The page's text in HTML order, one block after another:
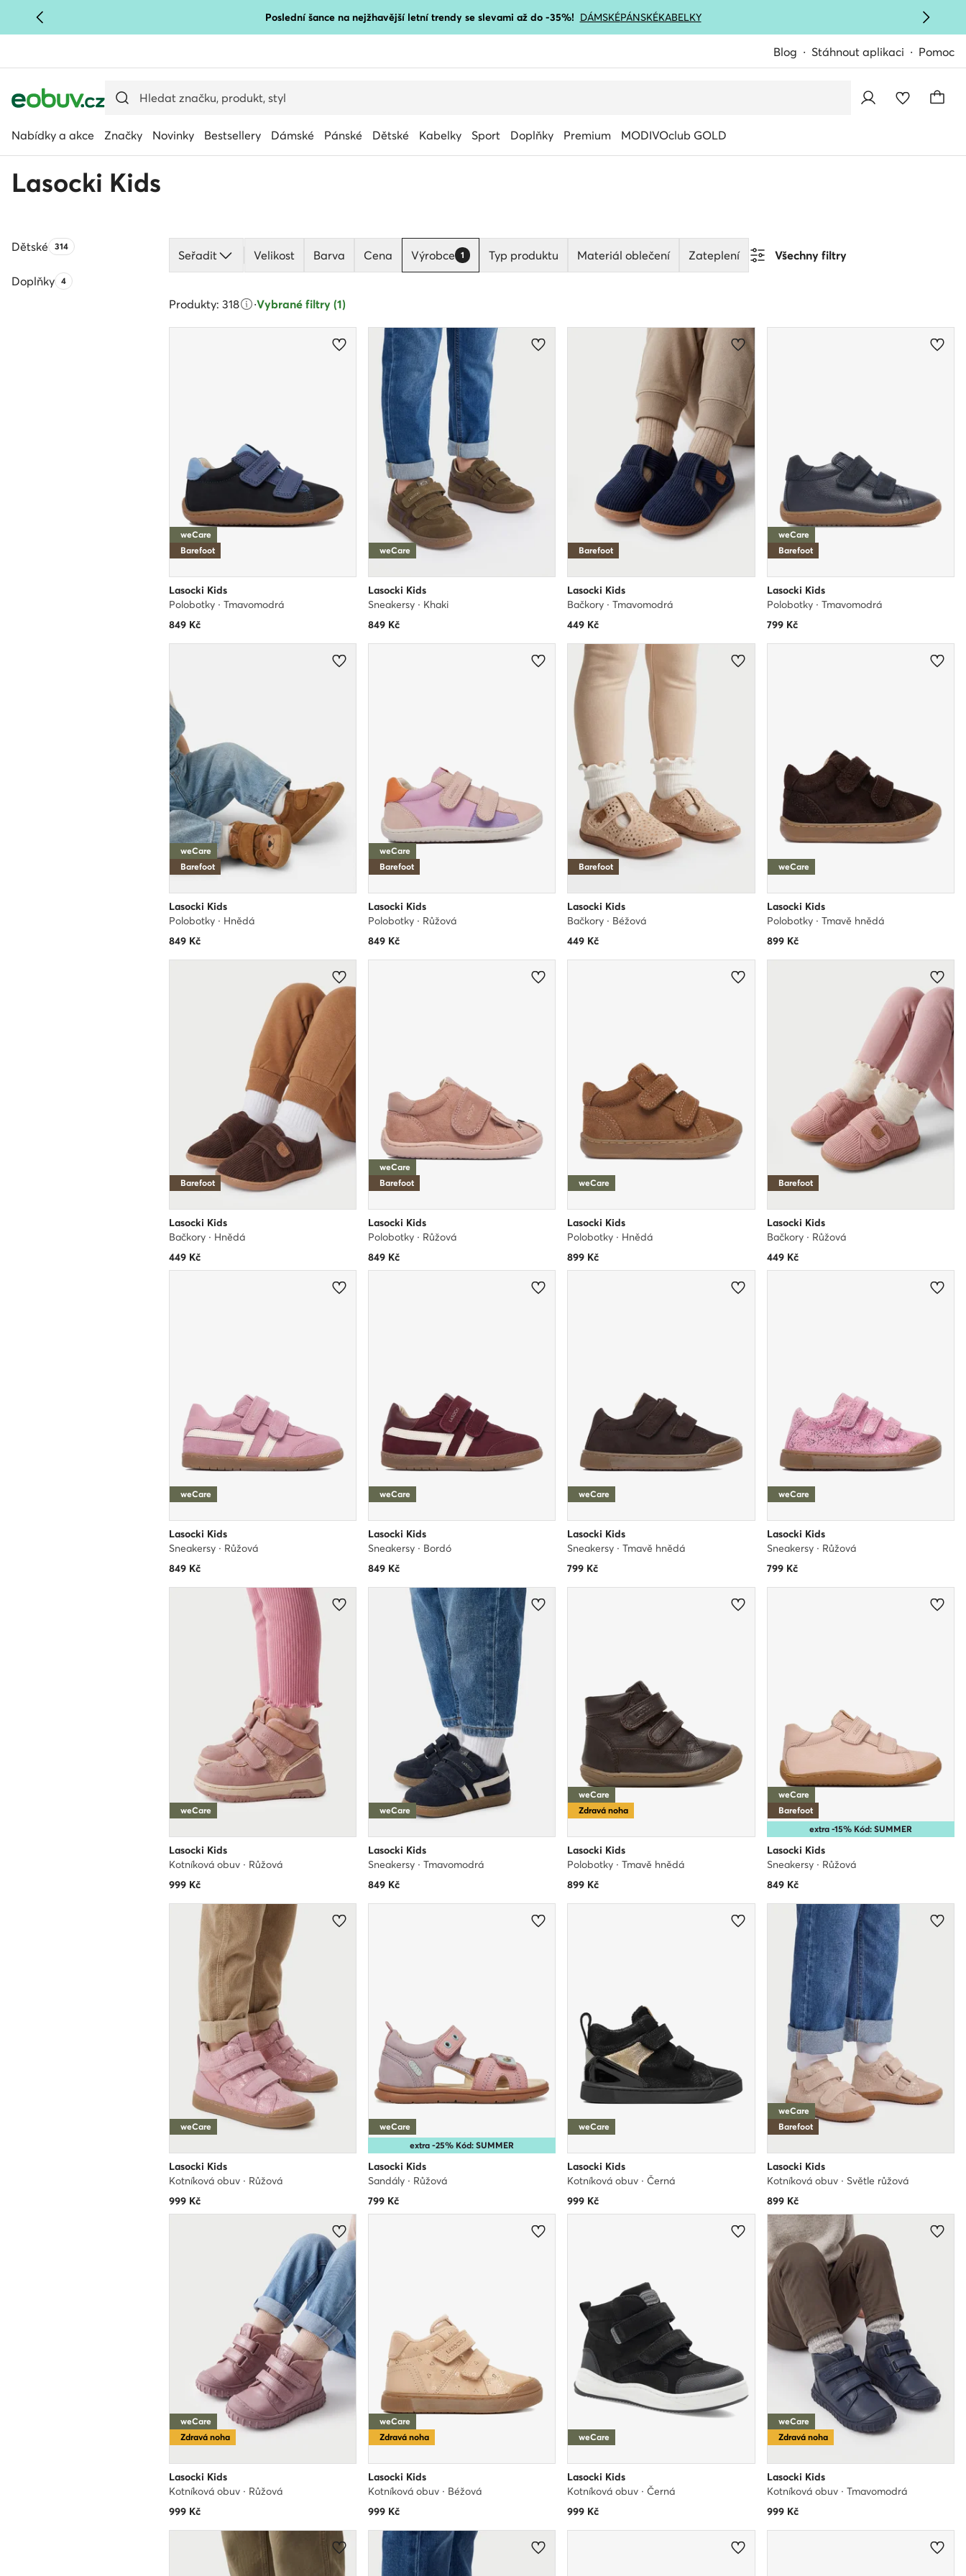
PŘEJÍT NA HLAVNÍ OBSAH Poslední šance na nejžhavější letní trendy se slevami až do -35%! DÁMSKÉPÁNSKÉKABELKY
Blog Stáhnout aplikaci Pomoc
Nabídky a akce Značky Novinky Bestsellery Dámské Pánské Dětské Kabelky Sport Doplňky Premium MODIVOclub GOLD
Lasocki Kids
DětskéPočet produktů:
314
DoplňkyPočet produktů:
4
Seřadit Velikost Barva Cena Výrobce 1 Typ produktu Materiál oblečení Zateplení Všechny filtry
Produkty: 318 ·Vybrané filtry (1)
weCare
Barefoot
Lasocki Kids
Polobotky · Tmavomodrá
849Kč
weCare
Lasocki Kids
Sneakersy · Khaki
849Kč
Barefoot
Lasocki Kids
Bačkory · Tmavomodrá
449 Kč
weCare
Barefoot
Lasocki Kids
Polobotky · Tmavomodrá
799Kč
weCare
Barefoot
Lasocki Kids
Polobotky · Hnědá
849Kč
weCare
Barefoot
Lasocki Kids
Polobotky · Růžová
849Kč
Barefoot
Lasocki Kids
Bačkory · Béžová
449 Kč
weCare
Lasocki Kids
Polobotky · Tmavě hnědá
899Kč
Barefoot
Lasocki Kids
Bačkory · Hnědá
449Kč
weCare
Barefoot
Lasocki Kids
Polobotky · Růžová
849Kč
weCare
Lasocki Kids
Polobotky · Hnědá
899 Kč
Barefoot
Lasocki Kids
Bačkory · Růžová
449Kč
weCare
Lasocki Kids
Sneakersy · Růžová
849Kč
weCare
Lasocki Kids
Sneakersy · Bordó
849Kč
weCare
Lasocki Kids
Sneakersy · Tmavě hnědá
799 Kč
weCare
Lasocki Kids
Sneakersy · Růžová
799Kč
weCare
Lasocki Kids
Kotníková obuv · Růžová
999Kč
weCare
Lasocki Kids
Sneakersy · Tmavomodrá
849Kč
weCare
Zdravá noha
Lasocki Kids
Polobotky · Tmavě hnědá
899 Kč
extra -15% Kód: SUMMER
weCare
Barefoot
Lasocki Kids
Sneakersy · Růžová
849Kč
weCare
Lasocki Kids
Kotníková obuv · Růžová
999Kč
extra -25% Kód: SUMMER
weCare
Lasocki Kids
Sandály · Růžová
799Kč
weCare
Lasocki Kids
Kotníková obuv · Černá
999 Kč
weCare
Barefoot
Lasocki Kids
Kotníková obuv · Světle růžová
899Kč
weCare
Zdravá noha
Lasocki Kids
Kotníková obuv · Růžová
999Kč
weCare
Zdravá noha
Lasocki Kids
Kotníková obuv · Béžová
999Kč
weCare
Lasocki Kids
Kotníková obuv · Černá
999 Kč
weCare
Zdravá noha
Lasocki Kids
Kotníková obuv · Tmavomodrá
999Kč